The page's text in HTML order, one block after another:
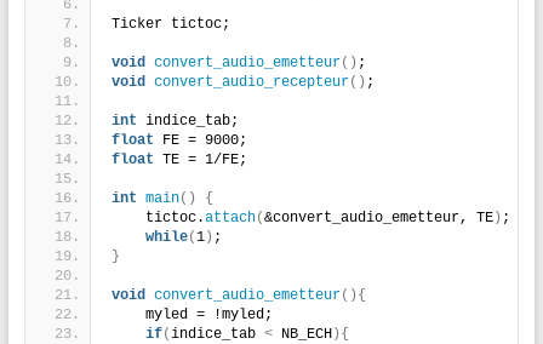
Ticker tictoc;
void convert_audio_emetteur() ;
void convert_audio_recepteur() ;
int indice_tab;
float FE = 9000;
float TE = 1/FE;
int main()
{
    tictoc.
attach(&convert_audio_emetteur, TE) ;
while(1) ;
}
void convert_audio_emetteur(){
    myled = !myled;
if(indice_tab < NB_ECH){